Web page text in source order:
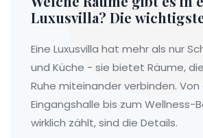
Luxusvilla? Die
Eine Luxusvilla hat mehr als nur
und Küche - sie bietet Räume,
Ruhe miteinander verbinden. Von
Eingangshalle bis zum Wellness-
wirklich zählt, sind die Details.